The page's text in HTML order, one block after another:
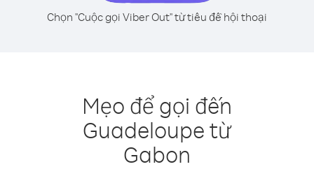
Chọn "Cuộc gọi Viber Out" từ tiêu đề hội thoại
Mẹo để gọi đến
Guadeloupe từ
Gabon